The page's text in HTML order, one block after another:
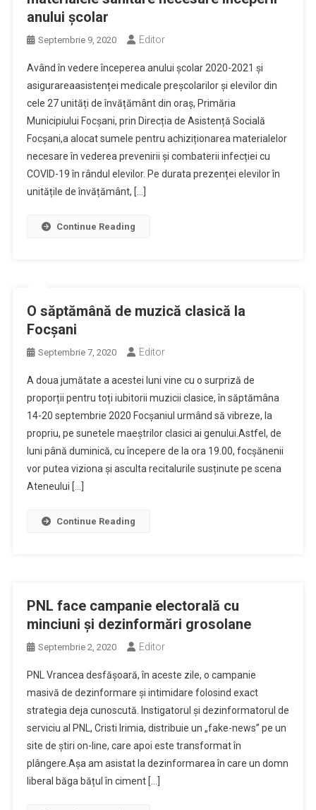
anului școlar
Septembrie 9, 2020 Editor
Având în vedere începerea anului școlar 2020-2021 și
asigurareaasistenței medicale preșcolarilor și elevilor din
cele 27 unități de învățământ din oraș, Primăria
Municipiului Focșani, prin Direcția de Asistență Socială
Focșani,a alocat sumele pentru achiziționarea materialelor
necesare în vederea prevenirii și combaterii infecției cu
COVID-19 în rândul elevilor. Pe durata prezenței elevilor în
unitățile de învățământ, […]
Continue Reading
O săptămână de muzică clasică la
Focșani
Septembrie 7, 2020 Editor
A doua jumătate a acestei luni vine cu o surpriză de
proporții pentru toți iubitorii muzicii clasice, în săptămâna
14-20 septembrie 2020 Focșaniul urmând să vibreze, la
propriu, pe sunetele maeștrilor clasici ai genului.Astfel, de
luni până duminică, cu începere de la ora 19.00, focșănenii
vor putea viziona și asculta recitalurile susținute pe scena
Ateneului […]
Continue Reading
PNL face campanie electorală cu
minciuni și dezinformări grosolane
Septembrie 2, 2020 Editor
PNL Vrancea desfășoară, în aceste zile, o campanie
masivă de dezinformare și intimidare folosind exact
strategia deja cunoscută. Instigatorul și dezinformatorul de
serviciu al PNL, Cristi Irimia, distribuie un „fake-news” pe un
site de știri on-line, care apoi este transformat în
plângere.Așa am asistat la dezinformarea în care un domn
liberal băga bățul în ciment […]